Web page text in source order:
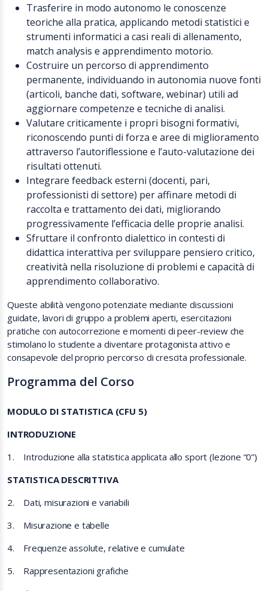
Trasferire in modo autonomo le conoscenze
teoriche alla pratica, applicando metodi statistici e
strumenti informatici a casi reali di allenamento,
match analysis e apprendimento motorio.
Costruire un percorso di apprendimento
permanente, individuando in autonomia nuove fonti
(articoli, banche dati, software, webinar) utili ad
aggiornare competenze e tecniche di analisi.
Valutare criticamente i propri bisogni formativi,
riconoscendo punti di forza e aree di miglioramento
attraverso l’autoriflessione e l’auto-valutazione dei
risultati ottenuti.
Integrare feedback esterni (docenti, pari,
professionisti di settore) per affinare metodi di
raccolta e trattamento dei dati, migliorando
progressivamente l’efficacia delle proprie analisi.
Sfruttare il confronto dialettico in contesti di
didattica interattiva per sviluppare pensiero critico,
creatività nella risoluzione di problemi e capacità di
apprendimento collaborativo.
Queste abilità vengono potenziate mediante discussioni
guidate, lavori di gruppo a problemi aperti, esercitazioni
pratiche con autocorrezione e momenti di peer-review che
stimolano lo studente a diventare protagonista attivo e
consapevole del proprio percorso di crescita professionale.
Programma del Corso
MODULO DI STATISTICA (CFU 5)
INTRODUZIONE
1. Introduzione alla statistica applicata allo sport (lezione “0”)
STATISTICA DESCRITTIVA
2. Dati, misurazioni e variabili
3. Misurazione e tabelle
4. Frequenze assolute, relative e cumulate
5. Rappresentazioni grafiche